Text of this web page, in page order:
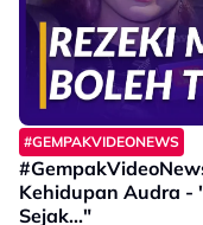
#GEMPAKVIDEONEWS
Kehidupan Audra -
Sejak..."